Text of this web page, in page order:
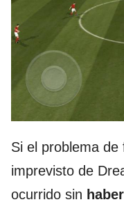
Si el problema
imprevisto de
ocurrido sin